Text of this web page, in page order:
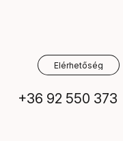
Elérhetőség
+36 92 550 373